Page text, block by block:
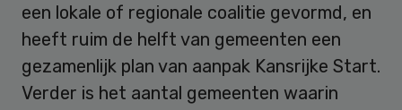
een lokale of regionale coalitie gevormd, en
heeft ruim de helft van gemeenten een
gezamenlijk plan van aanpak Kansrijke Start.
Verder is het aantal gemeenten waarin